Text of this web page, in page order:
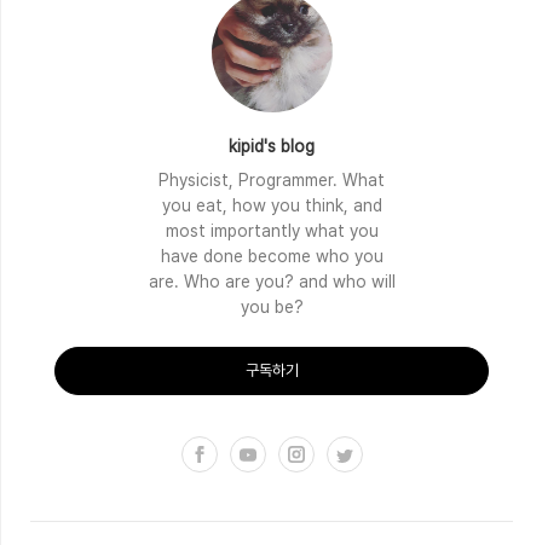
kipid's blog
Physicist, Programmer. What
you eat, how you think, and
most importantly what you
have done become who you
are. Who are you? and who will
you be?
구독하기